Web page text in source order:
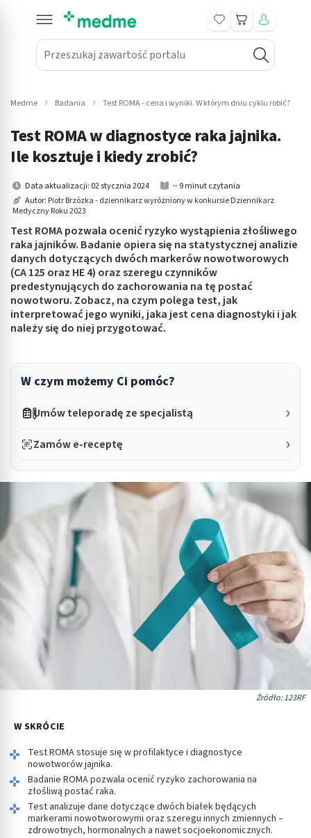
Przeszukaj zawartość portalu
Koszyk
submenu: Leki na receptę
submenu: Mama i dziecko
submenu: Kosmetyki
submenu: Higiena
submenu: Sprzęt medyczny
submenu: Intymne
submenu: Wellness
Medme Badania Test ROMA - cena i wyniki. W którym dniu cyklu robić?
Test ROMA w diagnostyce raka jajnika.
Ile kosztuje i kiedy zrobić?
Data aktualizacji: 02 stycznia 2024
~ 9 minut czytania
Autor: Piotr Brzózka - dziennikarz wyróżniony w konkursie Dziennikarz
Medyczny Roku 2023
Test ROMA pozwala ocenić ryzyko wystąpienia złośliwego
raka jajników. Badanie opiera się na statystycznej analizie
danych dotyczących dwóch markerów nowotworowych
(CA 125 oraz HE 4) oraz szeregu czynników
predestynujących do zachorowania na tę postać
nowotworu. Zobacz, na czym polega test, jak
interpretować jego wyniki, jaka jest cena diagnostyki i jak
należy się do niej przygotować.
W czym możemy Ci pomóc?
Umów teleporadę ze specjalistą
Zamów e-receptę
Źródło: 123RF
W SKRÓCIE
Test ROMA stosuje się w profilaktyce i diagnostyce
nowotworów jajnika.
Badanie ROMA pozwala ocenić ryzyko zachorowania na
złośliwą postać raka.
Test analizuje dane dotyczące dwóch białek będących
markerami nowotworowymi oraz szeregu innych zmiennych –
zdrowotnych, hormonalnych a nawet socjoekonomicznych.